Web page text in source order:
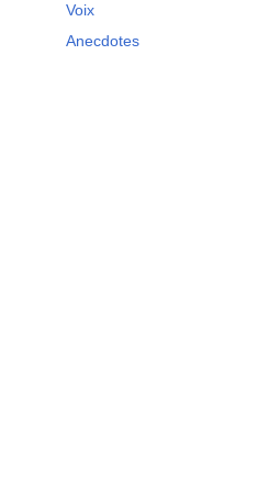
Voix
Anecdotes